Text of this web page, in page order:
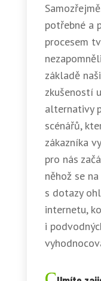
potřebné a
procesem
základě
zkušeností
alternativy
scénářů,
zákazníka
pro nás
něhož se
s dotazy
internetu,
i